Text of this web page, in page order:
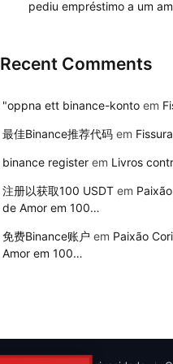
pediu empréstimo a um
Recent Comments
"oppna ett binance-kontoem
最佳Binance推荐代码em
binance registerem Livros
注册以获取100 USDTem
de Amor em 100…
免费Binance账户 em Paixão
Amor em 100…